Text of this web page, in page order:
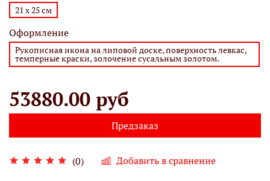
(0) Добавить в сравнение
21 х 25 см
Оформление
Рукописная икона на липовой доске, поверхность левкас,
темперные краски, золочение сусальным золотом.
53880.00 руб
Предзаказ